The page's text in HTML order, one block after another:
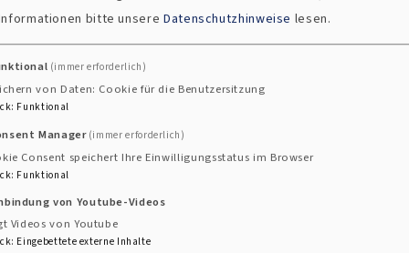
Kerzenschein
2018 um 17 Uhr in der Evang. Kirche
bitte unsere Datenschutzhinweise lesen.
(immer erforderlich)
von Daten: Cookie für die Benutzersitzung
: Funktional
Manager (immer erforderlich)
Consent speichert Ihre Einwilligungsstatus im Browser
: Funktional
von Youtube-Videos
Videos von Youtube
: Eingebettete externe Inhalte